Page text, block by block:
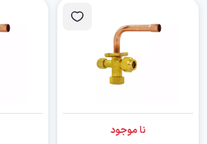
نا موجود